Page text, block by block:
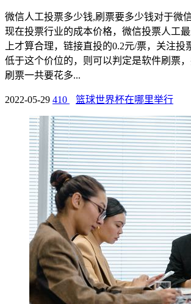
微信人工投票多少钱,刷票要多少钱对于微
现在投票行业的成本价格，微信投票人工
上才算合理，链接直投的0.2元/票，关注投
低于这个价位的，则可以判定是软件刷票，
刷票一共要花多...
2022-05-29 410 篮球世界杯在哪里举行